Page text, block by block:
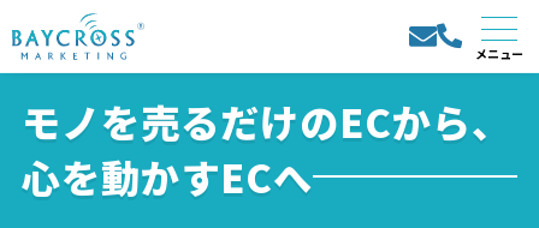
モノを売るだけのECから、
心を動かすECへ